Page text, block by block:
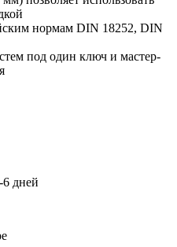
нормам DIN 18252, DIN
под один ключ и мастер-
6 дней